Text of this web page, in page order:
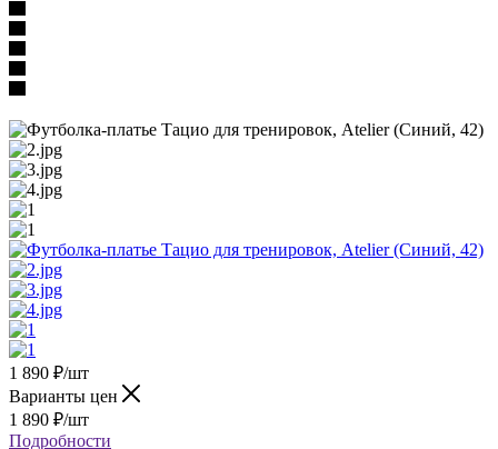
1 890 ₽/шт
Варианты цен
1 890 ₽/шт
Подробности